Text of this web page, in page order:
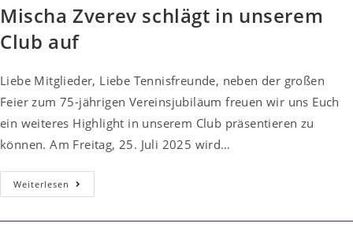
Mischa Zverev schlägt in unserem
Club auf
Liebe Mitglieder, Liebe Tennisfreunde, neben der großen
Feier zum 75-jährigen Vereinsjubiläum freuen wir uns Euch
ein weiteres Highlight in unserem Club präsentieren zu
können. Am Freitag, 25. Juli 2025 wird…
Weiterlesen Mischa
Zverev
In